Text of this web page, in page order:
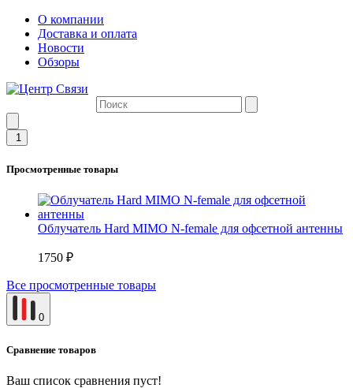
О компании
Доставка и оплата
Новости
Обзоры
1
Просмотренные товары
Облучатель Hard MIMO N-female для офсетной антенны
1750 ₽
Все просмотренные товары
0
Сравнение товаров
Ваш список сравнения пуст!